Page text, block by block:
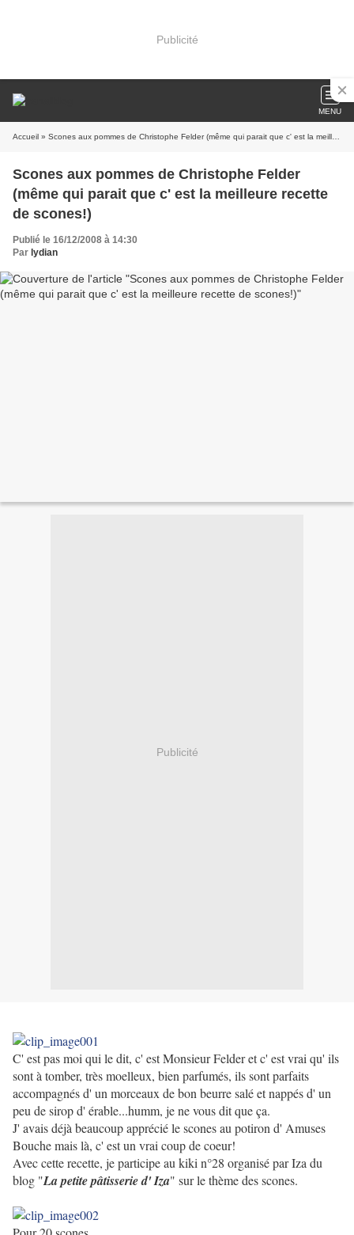
Publicité
MENU
Accueil » Scones aux pommes de Christophe Felder (même qui parait que c' est la meilleure recette de scones!)
Scones aux pommes de Christophe Felder
(même qui parait que c' est la meilleure recette
de scones!)
Publié le 16/12/2008 à 14:30
Par lydian
Publicité
C' est pas moi qui le dit, c' est Monsieur Felder et c' est vrai qu' ils
sont à tomber, très moelleux, bien parfumés, ils sont parfaits
accompagnés d' un morceaux de bon beurre salé et nappés d' un
peu de sirop d' érable...humm, je ne vous dit que ça.
J' avais déjà beaucoup apprécié le scones au potiron d' Amuses
Bouche mais là, c' est un vrai coup de coeur!
Avec cette recette, je participe au kiki n°28 organisé par Iza du
blog "La petite pâtisserie d' Iza" sur le thème des scones.